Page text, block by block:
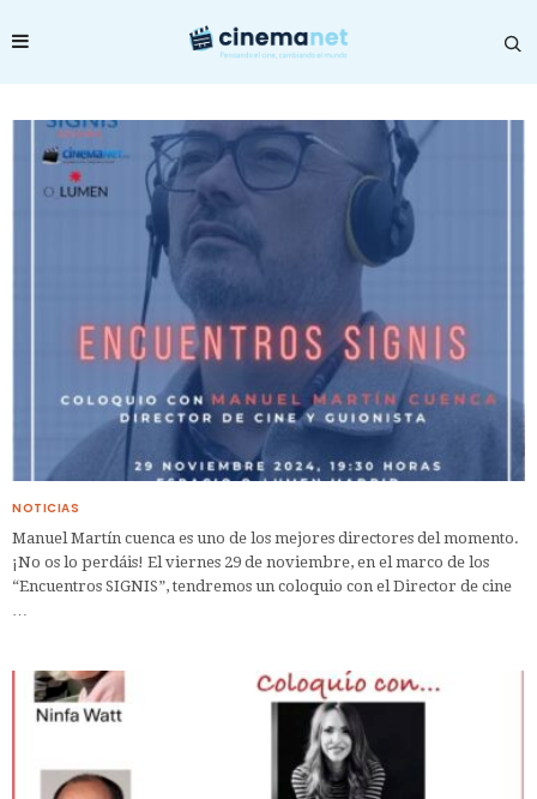
NOTICIAS
Manuel Martín cuenca es uno de los mejores directores del momento.
¡No os lo perdáis! El viernes 29 de noviembre, en el marco de los
“Encuentros SIGNIS”, tendremos un coloquio con el Director de cine